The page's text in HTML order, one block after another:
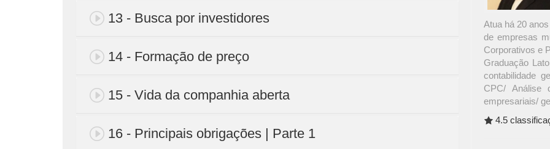
13 - Busca por investidores
14 - Formação de preço
15 - Vida da companhia aberta
16 - Principais obrigações | Parte 1
Atua há 20
de empresas
Corporativos e
Graduação
contabilidade
CPC/ Análise
empresariais/
4.5